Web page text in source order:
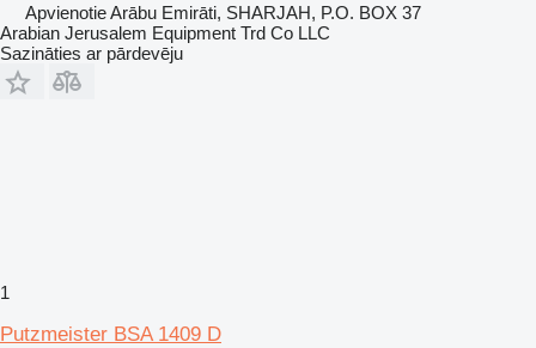
Apvienotie Arābu Emirāti, SHARJAH, P.O. BOX 37
Arabian Jerusalem Equipment Trd Co LLC
Sazināties ar pārdevēju
1
Putzmeister BSA 1409 D